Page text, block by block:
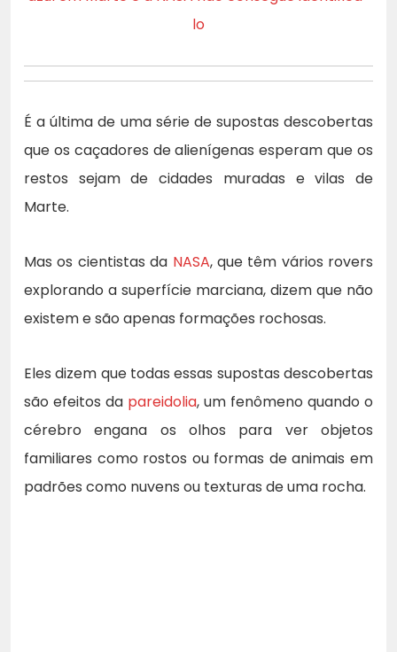
lo
É a última de uma série de supostas descobertas
que os caçadores de alienígenas esperam que os
restos sejam de cidades muradas e vilas de
Marte.
Mas os cientistas da NASA, que têm vários rovers
explorando a superfície marciana, dizem que não
existem e são apenas formações rochosas.
Eles dizem que todas essas supostas descobertas
são efeitos da pareidolia, um fenômeno quando o
cérebro engana os olhos para ver objetos
familiares como rostos ou formas de animais em
padrões como nuvens ou texturas de uma rocha.